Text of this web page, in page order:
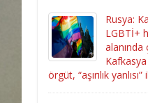
Rusya:
LGBTİ+
alanında
örgüt, “aşırılık